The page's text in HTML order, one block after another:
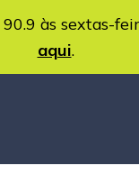
às sextas-
aqui.